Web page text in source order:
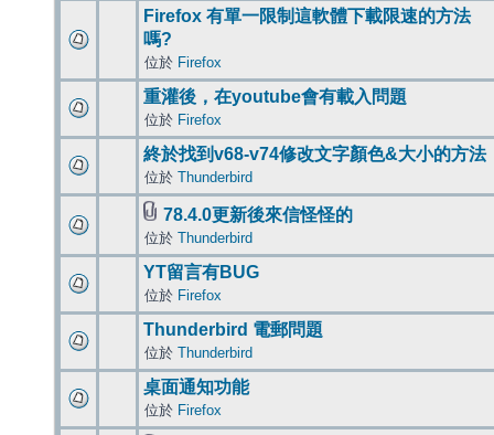
Firefox 有單一限制這軟體下載限速的方法
嗎?
位於 Firefox
重灌後，在youtube會有載入問題
位於 Firefox
終於找到v68-v74修改文字顏色&大小的方法
位於 Thunderbird
78.4.0更新後來信怪怪的
位於 Thunderbird
YT留言有BUG
位於 Firefox
Thunderbird 電郵問題
位於 Thunderbird
桌面通知功能
位於 Firefox